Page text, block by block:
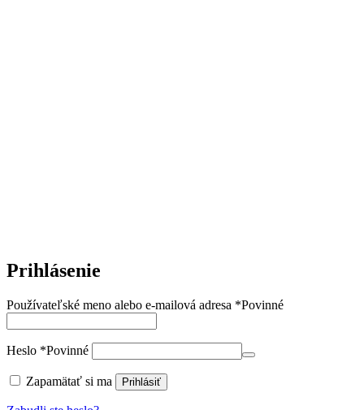
Prihlásenie
Používateľské meno alebo e-mailová adresa *Povinné
Heslo *Povinné
Zapamätať si ma Prihlásiť